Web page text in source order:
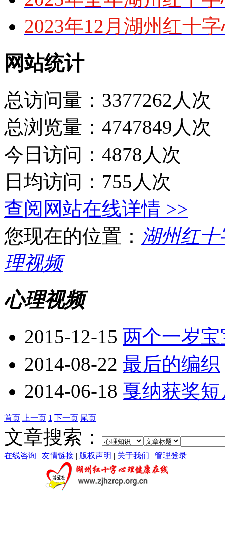
2023年12月湖州红十
网站统计
总访问量：3377262人次
总浏览量：4747849人次
今日访问：4878人次
日均访问：755人次
查阅网站在线详情 >>
您现在的位置： 湖州红
理视频
心理视频
2015-12-15 两个一岁
2014-08-22 最后的编织
2014-06-18 戛纳获奖
首页 上一页 1 下一页 尾页
文章搜索：
在线咨询 | 友情链接 | 版权声明 | 关于我们 | 管理登录